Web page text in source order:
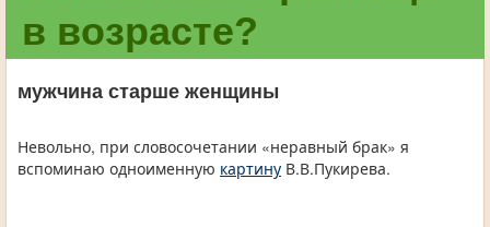
в возрасте?
мужчина старше женщины
Невольно, при словосочетании «неравный брак» я
вспоминаю одноименную картину В.В.Пукирева.